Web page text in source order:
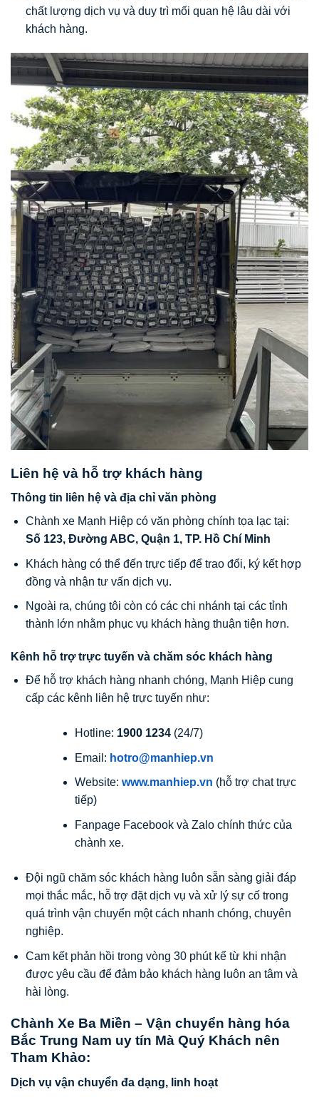
chất lượng dịch vụ và duy trì mối quan hệ lâu dài với
khách hàng.
Liên hệ và hỗ trợ khách hàng
Thông tin liên hệ và địa chỉ văn phòng
Chành xe Mạnh Hiệp có văn phòng chính tọa lạc tại:
Số 123, Đường ABC, Quận 1, TP. Hồ Chí Minh
Khách hàng có thể đến trực tiếp để trao đổi, ký kết hợp
đồng và nhận tư vấn dịch vụ.
Ngoài ra, chúng tôi còn có các chi nhánh tại các tỉnh
thành lớn nhằm phục vụ khách hàng thuận tiện hơn.
Kênh hỗ trợ trực tuyến và chăm sóc khách hàng
Để hỗ trợ khách hàng nhanh chóng, Mạnh Hiệp cung
cấp các kênh liên hệ trực tuyến như:
Hotline: 1900 1234(24/7)
Email: hotro@manhiep.vn
Website: www.manhiep.vn (hỗ trợ chat trực
tiếp)
Fanpage Facebook và Zalo chính thức của
chành xe.
Đội ngũ chăm sóc khách hàng luôn sẵn sàng giải đáp
mọi thắc mắc, hỗ trợ đặt dịch vụ và xử lý sự cố trong
quá trình vận chuyển một cách nhanh chóng, chuyên
nghiệp.
Cam kết phản hồi trong vòng 30 phút kể từ khi nhận
được yêu cầu để đảm bảo khách hàng luôn an tâm và
hài lòng.
Chành Xe Ba Miền – Vận chuyển hàng hóa
Bắc Trung Nam uy tín Mà Quý Khách nên
Tham Khảo:
Dịch vụ vận chuyển đa dạng, linh hoạt